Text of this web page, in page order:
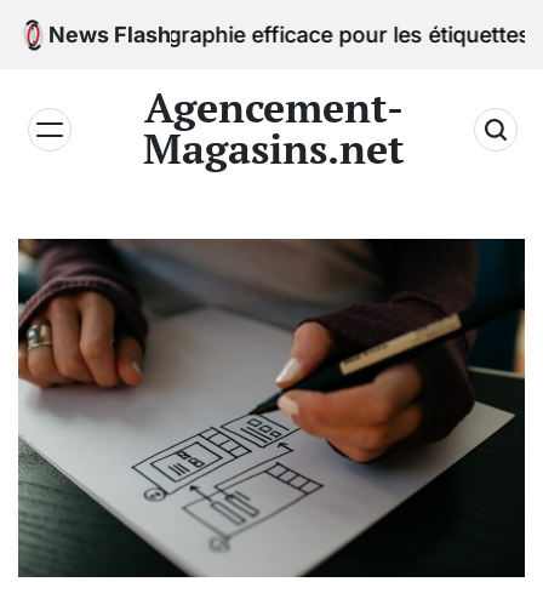
Skip
News Flash
typographie efficace pour les étiquettes de prix
Agencement-
Magasins.net